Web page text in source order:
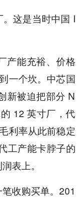
这是当时中国 I
产能充裕、价格
一个坎。中芯国
新被迫把部分 N
12 英寸厂，代
利率从此前稳定
工产能卡脖子的
表上。
收购买单。201